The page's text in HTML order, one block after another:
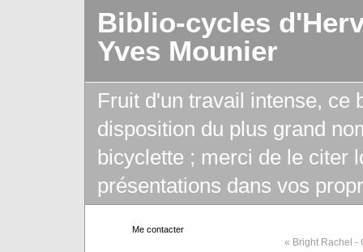
Biblio-cycles
Yves Mounier
Fruit d'un travail intense, ce
disposition du plus grand
bicyclette ; merci de le citer
présentations dans vos
Me contacter
« Bright Rachel -